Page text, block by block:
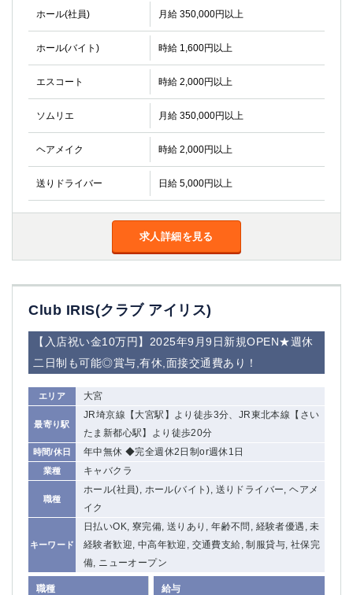
ホール(社員) 月給 350,000円以上
ホール(バイト) 時給 1,600円以上
エスコート 時給 2,000円以上
ソムリエ 月給 350,000円以上
ヘアメイク 時給 2,000円以上
送りドライバー 日給 5,000円以上
求人詳細を見る
Club IRIS(クラブ アイリス)
【入店祝い金10万円】2025年9月9日新規OPEN★週休
二日制も可能◎賞与,有休,面接交通費あり！
エリア 大宮
最寄り駅
JR埼京線【大宮駅】より徒歩3分、JR東北本線【さい
たま新都心駅】より徒歩20分
時間/休日 年中無休 ◆完全週休2日制or週休1日
業種 キャバクラ
職種
ホール(社員), ホール(バイト), 送りドライバー, ヘアメ
イク
キーワード
日払いOK, 寮完備, 送りあり, 年齢不問, 経験者優遇, 未
経験者歓迎, 中高年歓迎, 交通費支給, 制服貸与, 社保完
備, ニューオープン
職種 給与